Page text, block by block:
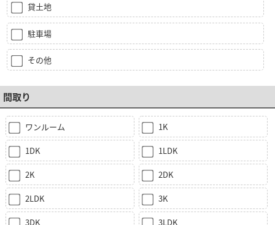
貸土地
駐車場
その他
間取り
ワンルーム 1K
1DK 1LDK
2K 2DK
2LDK 3K
3DK 3LDK